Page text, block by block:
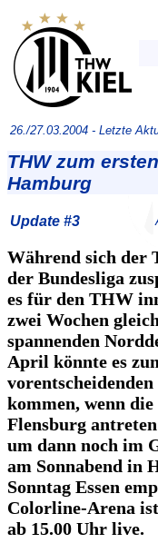
26./27.03.2004 - Letzte
THW zum
Hamburg
Update #3
Während sich der
der Bundesliga
es für den THW
zwei Wochen
spannenden
April könnte es
vorentscheidenden
kommen, wenn
Flensburg
um dann noch im
am Sonnabend in
Sonntag Essen
Colorline-Arena
ab 15.00 Uhr live.